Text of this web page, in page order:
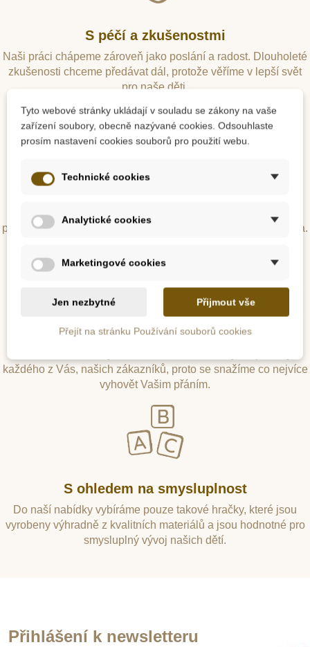
S péčí a zkušenostmi
Naši práci chápeme zároveň jako poslání a radost. Dlouholeté
zkušenosti chceme předávat dál, protože věříme v lepší svět
pro naše děti.
Kontakt dětí s přírodou a láskyplný vztah ke všemu, co nám
planeta nabízí, vnímáme jako důležitou součást našeho života.
S laskavostí k Vám
každého z Vás, našich zákazníků, proto se snažíme co nejvíce
vyhovět Vašim přáním.
S ohledem na smysluplnost
Do naší nabídky vybíráme pouze takové hračky, které jsou
vyrobeny výhradně z kvalitních materiálů a jsou hodnotné pro
smysluplný vývoj našich dětí.
Přihlášení k newsletteru
Tyto webové stránky ukládají v souladu se zákony na vaše
zařízení soubory, obecně nazývané cookies. Odsouhlaste
prosím nastavení cookies souborů pro použití webu.
Technické cookies
Analytické cookies
Marketingové cookies
Jen nezbytné Přijmout vše
Přejít na stránku Používání souborů cookies